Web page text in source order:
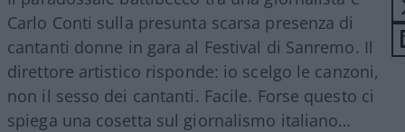
Carlo Conti sulla presunta scarsa presenza di
cantanti donne in gara al Festival di Sanremo. Il
direttore artistico risponde: io scelgo le canzoni,
non il sesso dei cantanti. Facile. Forse questo ci
spiega una cosetta sul giornalismo italiano…